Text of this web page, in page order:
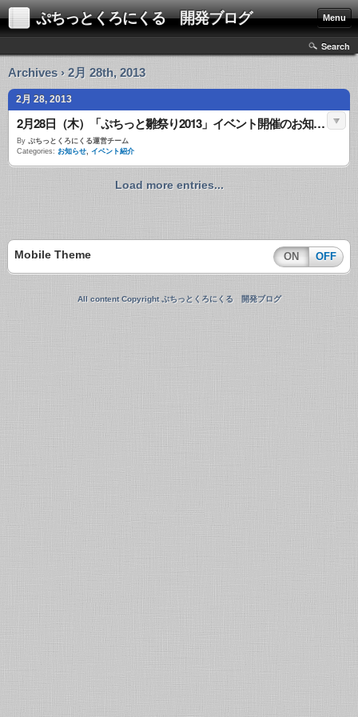
ぷちっとくろにくる 開発ブログ Menu
Search
Archives › 2月 28th, 2013
2月 28, 2013
2月28日（木）「ぷちっと雛祭り2013」イベント開催のお知らせ
By ぷちっとくろにくる運営チーム
Categories: お知らせ, イベント紹介
Load more entries...
Mobile Theme ON OFF
All content Copyright ぷちっとくろにくる 開発ブログ